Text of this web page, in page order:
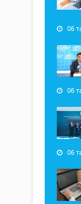
06
06
06